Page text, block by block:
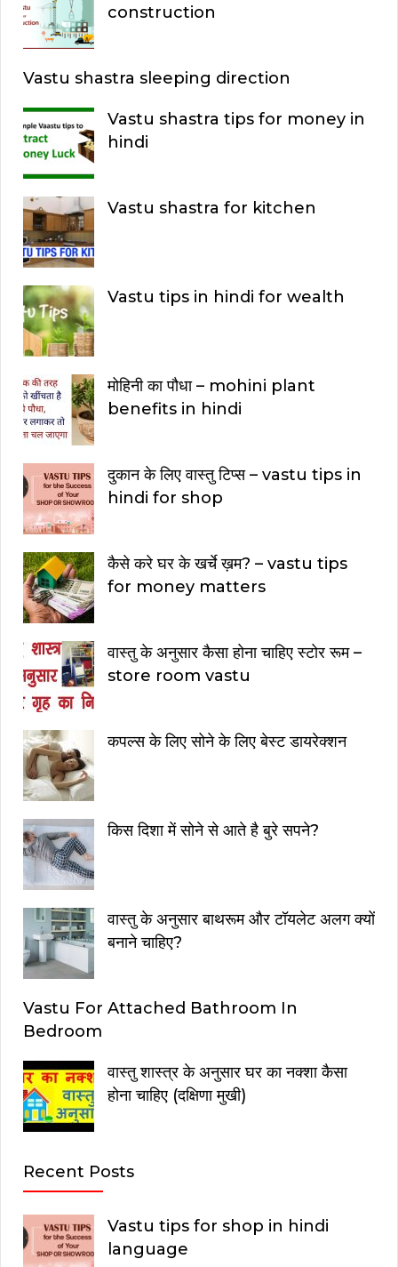
construction
Vastu shastra sleeping direction
Vastu shastra tips for money in
hindi
Vastu shastra for kitchen
Vastu tips in hindi for wealth
मोहिनी का पौधा – mohini plant
benefits in hindi
दुकान के लिए वास्तु टिप्स – vastu tips in
hindi for shop
कैसे करे घर के खर्चे ख़म? – vastu tips
for money matters
वास्तु के अनुसार कैसा होना चाहिए स्टोर रूम –
store room vastu
कपल्स के लिए सोने के लिए बेस्ट डायरेक्शन
किस दिशा में सोने से आते है बुरे सपने?
वास्तु के अनुसार बाथरूम और टॉयलेट अलग क्यों
बनाने चाहिए?
Vastu For Attached Bathroom In
Bedroom
वास्तु शास्त्र के अनुसार घर का नक्शा कैसा
होना चाहिए (दक्षिणा मुखी)
Recent Posts
Vastu tips for shop in hindi
language